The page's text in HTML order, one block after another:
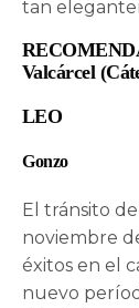
tan
Valcárcel
LEO
Gonzo
El tránsito
noviembre
éxitos en el
nuevo